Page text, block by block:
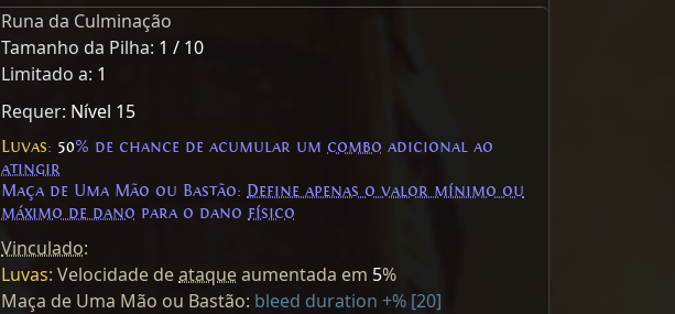
Runa da Culminação
Tamanho da Pilha: 1 / 10
Limitado a: 1
Requer: Nível 15
Luvas: 50% de chance de acumular um combo adicional ao
atingir
Maça de Uma Mão ou Bastão: Define apenas o valor mínimo ou
máximo de dano para o dano físico
Vinculado:
Luvas: Velocidade deataqueaumentada em 5%
Maça de Uma Mão ou Bastão: bleed duration +% [20]